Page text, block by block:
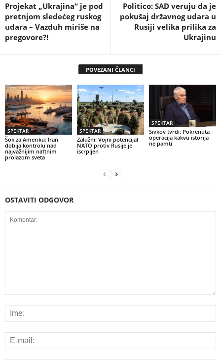
Projekat „Ukrajina“ je pod
pretnjom sledećeg ruskog
udara – Vazduh miriše na
pregovore?!
Politico: SAD veruju da je
pokušaj državnog udara u
Rusiji velika prilika za
Ukrajinu
POVEZANI ČLANCI
SPEKTAR
Šok za Ameriku: Iran
dobija kontrolu nad
najvažnijim naftnim
prolazom sveta
SPEKTAR
Zalužni: Vojni potencijal
NATO protiv Rusije je
iscrpljen
SPEKTAR
Sivkov tvrdi: Pokrenuta
operacija kakvu istorija
ne pamti
OSTAVITI ODGOVOR